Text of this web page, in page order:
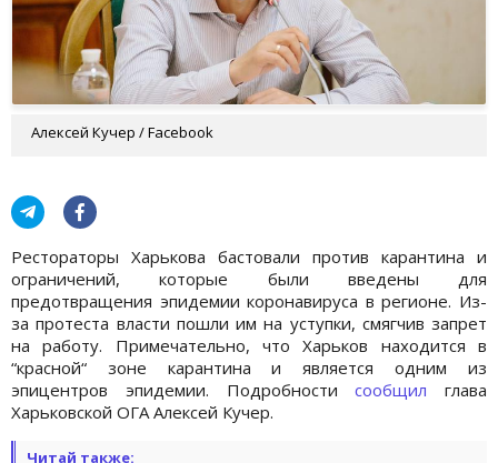
Алексей Кучер / Facebook
Рестораторы Харькова бастовали против карантина и
ограничений, которые были введены для
предотвращения эпидемии коронавируса в регионе. Из-
за протеста власти пошли им на уступки, смягчив запрет
на работу. Примечательно, что Харьков находится в
“красной“ зоне карантина и является одним из
эпицентров эпидемии. Подробностисообщил глава
Харьковской ОГА Алексей Кучер.
Читай также: